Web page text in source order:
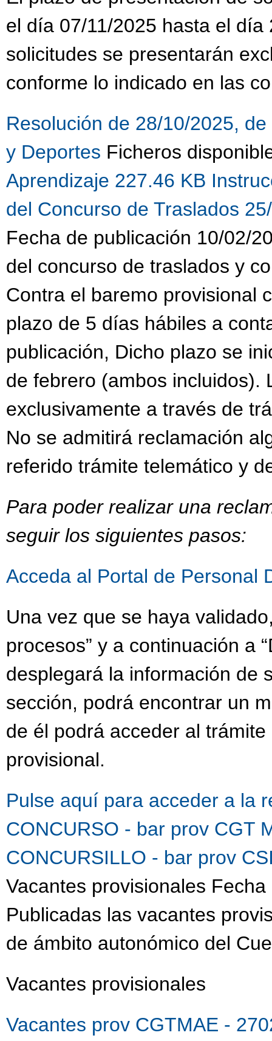
el día 07/11/2025 hasta el
solicitudes se presentarán
conforme lo indicado en las
Resolución de 28/10/2025,
y Deportes Ficheros
Aprendizaje 227.46 KB
del Concurso de Traslados
Fecha de publicación 10/02/
del concurso de traslados y
Contra el baremo provisional
plazo de 5 días hábiles a
publicación, Dicho plazo se
de febrero (ambos incluidos).
exclusivamente a través de
No se admitirá reclamación
referido trámite telemático y
Para poder realizar una
seguir los siguientes pasos:
Acceda al Portal de Personal
Una vez que se haya
procesos” y a continuación a
desplegará la información de
sección, podrá encontrar un
de él podrá acceder al
provisional.
Pulse aquí para acceder a la
CONCURSO - bar prov CGT
CONCURSILLO - bar prov
Vacantes provisionales
Publicadas las vacantes
de ámbito autonómico del
Vacantes provisionales
Vacantes prov CGTMAE -